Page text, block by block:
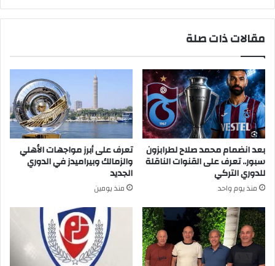
مقالات ذات صلة
بعد انضمام محمد صلاح لطرابزون
سبور.. تعرف على القنوات الناقلة
للدوري التركي
منذ يوم واحد
تعرف على أبرز مواجهات الأهلي
والزمالك وبيراميدز في الدوري
الجديد
منذ يومين